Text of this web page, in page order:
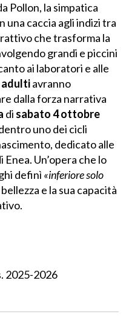
Pollon, la simpatica
una caccia agli indizi tra
che trasforma la
grandi e piccini
ai laboratori e alle
adultiavranno
dalla forza narrativa
di sabato 4 ottobre
uno dei cicli
dedicato alle
Un’opera che lo
definì «inferiore solo
e la sua capacità
2025-2026